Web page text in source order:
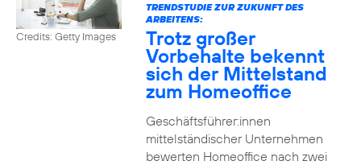
Credits: Getty Images
TRENDSTUDIE ZUR ZUKUNFT DES
ARBEITENS:
Trotz großer
Vorbehalte bekennt
sich der Mittelstand
zum Homeoffice
Geschäftsführer:innen
mittelständischer Unternehmen
bewerten Homeoffice nach zwei